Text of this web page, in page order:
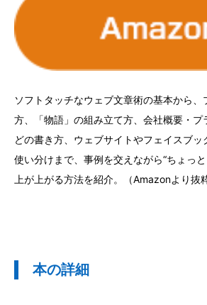
ソフトタッチなウェブ文章術の基本から、
方、「物語」の組み立て方、会社概要・プ
どの書き方、ウェブサイトやフェイスブ
使い分けまで、事例を交えながら“ちょっ
上が上がる方法を紹介。（Amazonより抜粋
本の詳細